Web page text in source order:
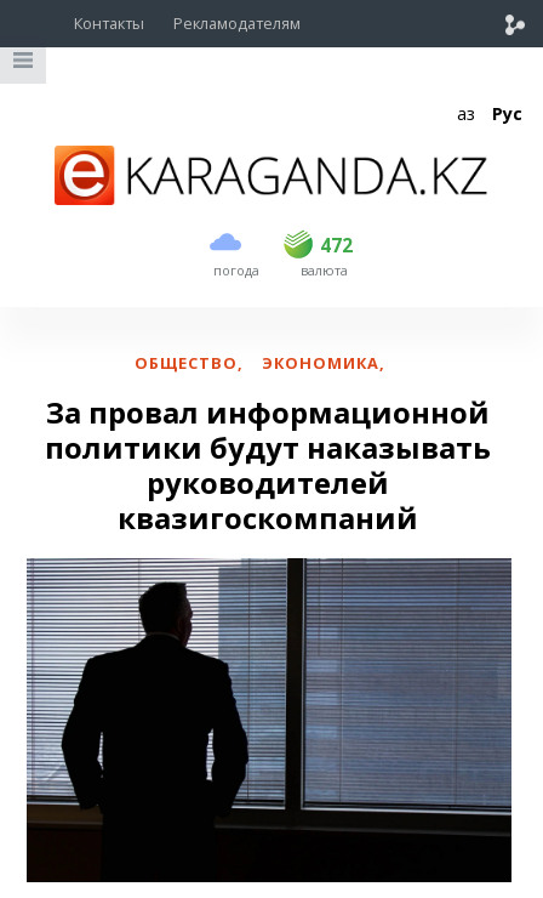
Контакты Рекламодателям
Қаз Рус
погода
472
USD 470 472
EUR валюта
ОБЩЕСТВО, ЭКОНОМИКА,
За провал информационной
политики будут наказывать
руководителей
квазигоскомпаний